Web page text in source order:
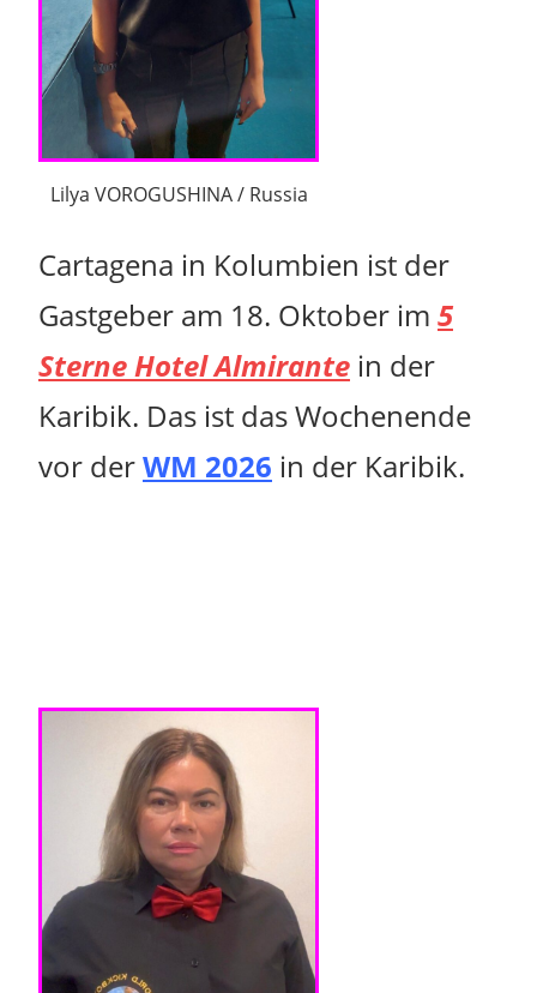
Lilya VOROGUSHINA / Russia
Cartagena in Kolumbien ist der
Gastgeber am 18. Oktober im 5
Sterne Hotel Almirante in der
Karibik. Das ist das Wochenende
vor derWM 2026 in der Karibik.